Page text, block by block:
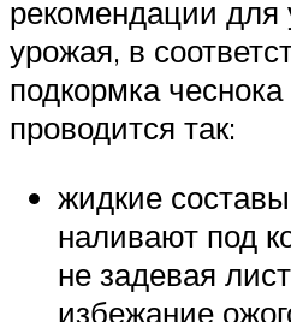
рекомендации для
урожая, в
подкормка
проводится так:
жидкие
наливают под
не задевая
избежание